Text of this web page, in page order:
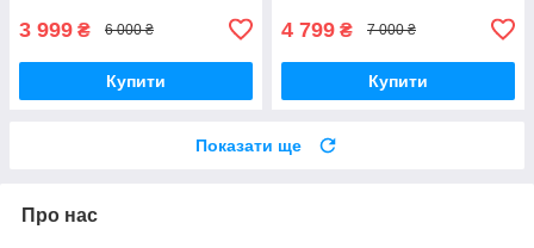
3 999 ₴ 6 000 ₴
Купити
4 799 ₴ 7 000 ₴
Купити
Показати ще
Про нас